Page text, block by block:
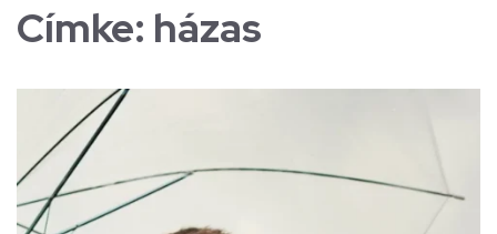
Címke: házas